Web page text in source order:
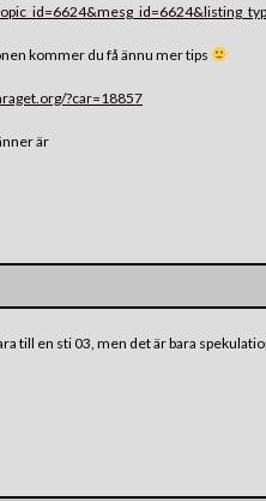
kommer du få ännu mer tips
?car=18857
är
till en sti 03, men det är bara